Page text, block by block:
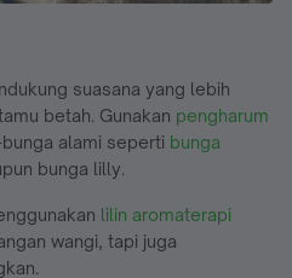
suasana yang lebih
betah. Gunakan pengharum
alami seperti bunga
bunga lilly.
lilin aromaterapi
wangi, tapi juga